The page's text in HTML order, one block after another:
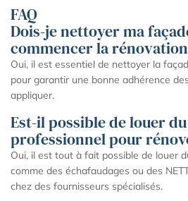
FAQ
Dois-je nettoyer ma
commencer la
Oui, il est essentiel de nettoyer la
pour garantir une bonne adhérence
appliquer.
Est-il possible de louer
professionnel pour
Oui, il est tout à fait possible de louer
comme des échafaudages ou des
chez des fournisseurs spécialisés.